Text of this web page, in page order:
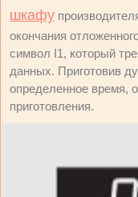
шкафу
окончания
символ I1, который
данных. Приготовив
определенное время,
приготовления.